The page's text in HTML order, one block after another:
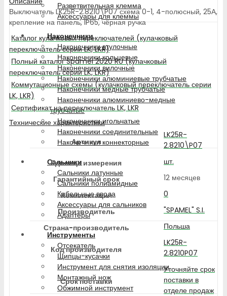
Разветвительная клемма
Аксессуары для клеммы
Наконечники
Наконечники втулочные
Наконечники кольцевые
Наконечники вилочные
Наконечники алюминиевые трубчатые
Наконечники медные трубчатые
Наконечники алюминиево-медные
трубчатые
Наконечники игольчатые
Наконечники соединительные
Наконечники коннекторные
Сальники
Сальники латунные
Сальники полиамидные
Кабельные ввода
Аксессуары для сальников
Адаптеры
Инструменты
Отсекатель
Щипцы-кусачки
Инструмент для снятия изоляции
Монтажный нож
Обжимной инструмент
Выключатель LK25R-2.8210\P07 схема 0-1, 4-полюсный, 25А,
крепление на панель, IP65, чёрная ручка
Каталог кулачковых переключателей (кулачковый
переключатель серии LK, LKR)
Полный каталог Spamel 2020 RU (кулачковый
переключатель серии LK, LKR)
Коммутационные схемы (кулачковый переключатель серии
LK, LKR)
Сертификат на переключатель LK, LKR
Технические характеристики
Артикул
LK25R-
2.8210\P07
Единица измерения
шт.
Гарантийный срок
12 месяцев
Комплектация
0
Производитель
"SPAMEL" S.I.
Страна-производитель
Польша
Код производителя
LK25R-
2.8210P07
Срок поставки
Уточняйте срок
поставки в
отделе продаж